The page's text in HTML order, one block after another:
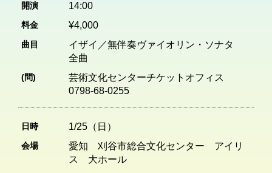
開演 14:00
料金 ¥4,000
曲目
イザイ／無伴奏ヴァイオリン・ソナタ
全曲
(問)
芸術文化センターチケットオフィス
0798-68-0255
日時 1/25（日）
会場
愛知 刈谷市総合文化センター アイリ
ス 大ホール